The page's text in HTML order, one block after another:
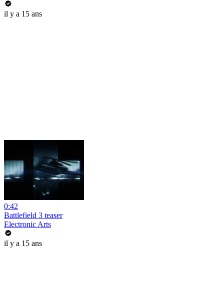
il y a 15 ans
0:42
Battlefield 3 teaser
Electronic Arts
il y a 15 ans